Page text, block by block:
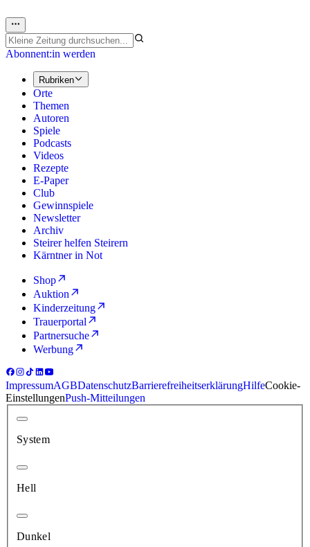
Abonnent:in werden
Rubriken
Orte
Themen
Autoren
Spiele
Podcasts
Videos
Rezepte
E-Paper
Club
Gewinnspiele
Newsletter
Archiv
Steirer helfen Steirern
Kärntner in Not
Shop
Auktion
Kinderzeitung
Trauerportal
Partnersuche
Werbung
ImpressumAGBDatenschutzBarrierefreiheitserklärungHilfeCookie-
EinstellungenPush-Mitteilungen
System
Hell
Dunkel